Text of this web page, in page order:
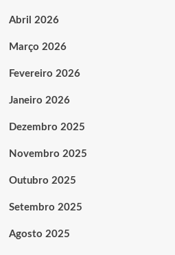
Abril 2026
Março 2026
Fevereiro 2026
Janeiro 2026
Dezembro 2025
Novembro 2025
Outubro 2025
Setembro 2025
Agosto 2025